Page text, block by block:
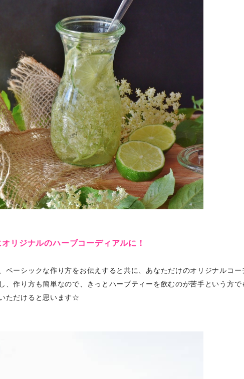
リジナルのハーブコーディアルに！
ベーシックな作り方をお伝えすると共に、あなただけのオリジナルコ
、作り方も簡単なので、きっとハーブティーを飲むのが苦手という方
ただけると思います☆